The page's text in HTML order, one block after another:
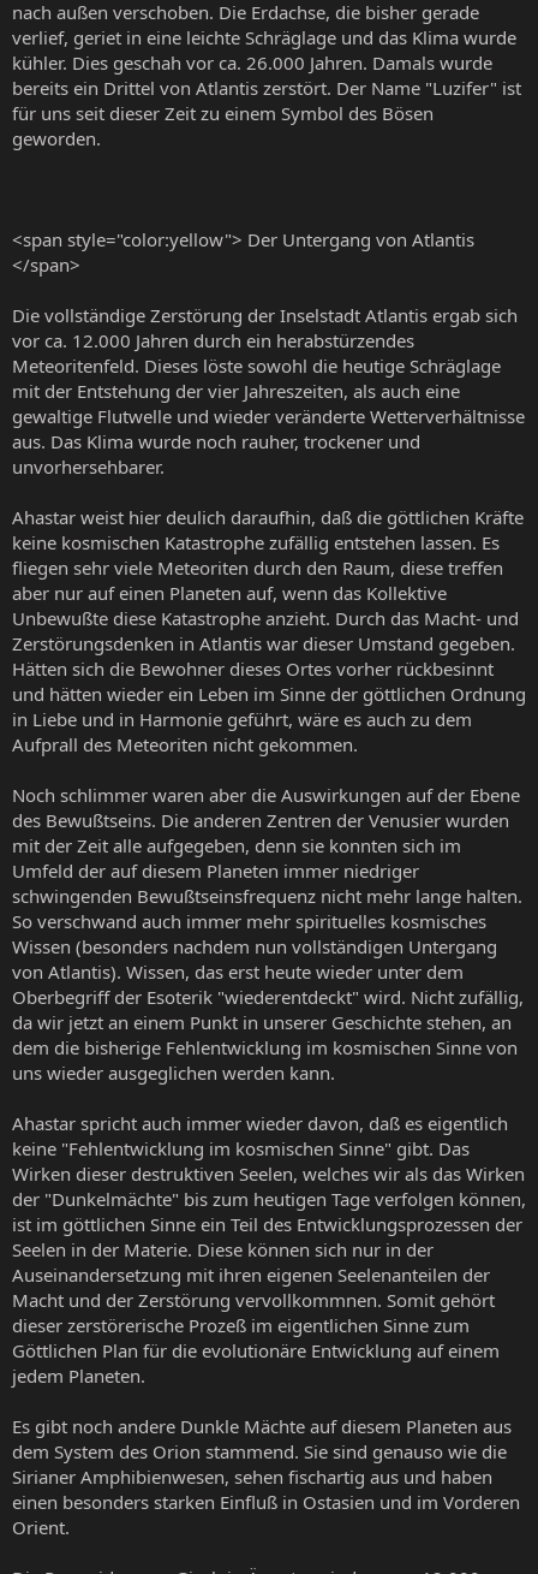
nach außen verschoben. Die Erdachse, die bisher gerade
verlief, geriet in eine leichte Schräglage und das Klima wurde
kühler. Dies geschah vor ca. 26.000 Jahren. Damals wurde
bereits ein Drittel von Atlantis zerstört. Der Name "Luzifer" ist
für uns seit dieser Zeit zu einem Symbol des Bösen
geworden.
<span style="color:yellow"> Der Untergang von Atlantis
</span>
Die vollständige Zerstörung der Inselstadt Atlantis ergab sich
vor ca. 12.000 Jahren durch ein herabstürzendes
Meteoritenfeld. Dieses löste sowohl die heutige Schräglage
mit der Entstehung der vier Jahreszeiten, als auch eine
gewaltige Flutwelle und wieder veränderte Wetterverhältnisse
aus. Das Klima wurde noch rauher, trockener und
unvorhersehbarer.
Ahastar weist hier deulich daraufhin, daß die göttlichen Kräfte
keine kosmischen Katastrophe zufällig entstehen lassen. Es
fliegen sehr viele Meteoriten durch den Raum, diese treffen
aber nur auf einen Planeten auf, wenn das Kollektive
Unbewußte diese Katastrophe anzieht. Durch das Macht- und
Zerstörungsdenken in Atlantis war dieser Umstand gegeben.
Hätten sich die Bewohner dieses Ortes vorher rückbesinnt
und hätten wieder ein Leben im Sinne der göttlichen Ordnung
in Liebe und in Harmonie geführt, wäre es auch zu dem
Aufprall des Meteoriten nicht gekommen.
Noch schlimmer waren aber die Auswirkungen auf der Ebene
des Bewußtseins. Die anderen Zentren der Venusier wurden
mit der Zeit alle aufgegeben, denn sie konnten sich im
Umfeld der auf diesem Planeten immer niedriger
schwingenden Bewußtseinsfrequenz nicht mehr lange halten.
So verschwand auch immer mehr spirituelles kosmisches
Wissen (besonders nachdem nun vollständigen Untergang
von Atlantis). Wissen, das erst heute wieder unter dem
Oberbegriff der Esoterik "wiederentdeckt" wird. Nicht zufällig,
da wir jetzt an einem Punkt in unserer Geschichte stehen, an
dem die bisherige Fehlentwicklung im kosmischen Sinne von
uns wieder ausgeglichen werden kann.
Ahastar spricht auch immer wieder davon, daß es eigentlich
keine "Fehlentwicklung im kosmischen Sinne" gibt. Das
Wirken dieser destruktiven Seelen, welches wir als das Wirken
der "Dunkelmächte" bis zum heutigen Tage verfolgen können,
ist im göttlichen Sinne ein Teil des Entwicklungsprozessen der
Seelen in der Materie. Diese können sich nur in der
Auseinandersetzung mit ihren eigenen Seelenanteilen der
Macht und der Zerstörung vervollkommnen. Somit gehört
dieser zerstörerische Prozeß im eigentlichen Sinne zum
Göttlichen Plan für die evolutionäre Entwicklung auf einem
jedem Planeten.
Es gibt noch andere Dunkle Mächte auf diesem Planeten aus
dem System des Orion stammend. Sie sind genauso wie die
Sirianer Amphibienwesen, sehen fischartig aus und haben
einen besonders starken Einfluß in Ostasien und im Vorderen
Orient.